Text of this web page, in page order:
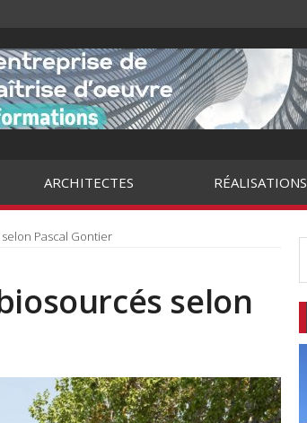
ARCHITECTES RÉALISATIONS
Pascal Gontier
selon